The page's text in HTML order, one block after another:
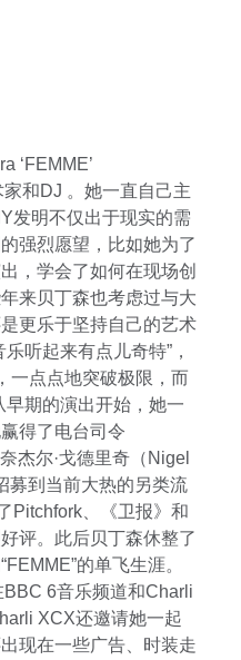
‘FEMME’
和DJ 。她一直自己主
发明不仅出于现实的需
强烈愿望，比如她为了
，学会了如何在现场创
来贝丁森也考虑过与大
更乐于坚持自己的艺术
听起来有点儿奇特”，
一点点地突破极限，而
早期的演出开始，她一
得了电台司令
杰尔·戈德里奇（Nigel
募到当前大热的另类流
Pitchfork、《卫报》和
评。此后贝丁森休整了
的单飞生涯。
BBC 6音乐频道和Charli
XCX还邀请她一起
现在一些广告、时装走